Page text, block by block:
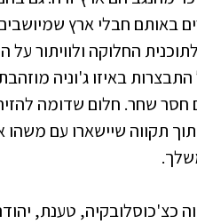
באותם חבלי ארץ
החלוקה ולוויתור
באיזו ג'וניה
חסר שחר. חלום שדומה
תקווה שיישארו עם
כצ'כוסלובקיה, טענת,